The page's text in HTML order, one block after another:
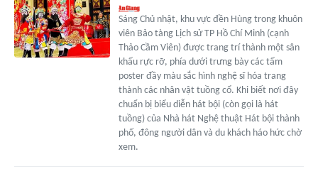
Sáng Chủ nhật, khu vực đền Hùng trong khuôn
viên Bảo tàng Lịch sử TP Hồ Chí Minh (cạnh
Thảo Cầm Viên) được trang trí thành một sân
khấu rực rỡ, phía dưới trưng bày các tấm
poster đầy màu sắc hình nghệ sĩ hóa trang
thành các nhân vật tuồng cổ. Khi biết nơi đây
chuẩn bị biểu diễn hát bội (còn gọi là hát
tuồng) của Nhà hát Nghệ thuật Hát bội thành
phố, đông người dân và du khách háo hức chờ
xem.